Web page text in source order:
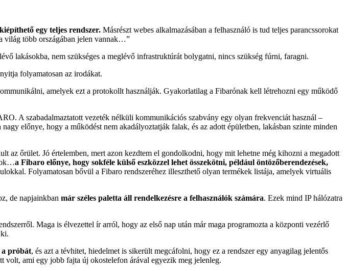
egy teljes rendszer. Másrészt webes alkalmazásában a felhasználó is tud teljes parancssorokat
világ több országában jelen vannak…”
lakásokba, nem szükséges a meglévő infrastruktúrát bolygatni, nincs szükség fúrni, faragni.
folyamatosan az irodákat.
amelyek ezt a protokollt használják. Gyakorlatilag a Fibarónak kell létrehozni egy működő
A szabadalmaztatott vezeték nélküli kommunikációs szabvány egy olyan frekvenciát használ –
előnye, hogy a működést nem akadályoztatják falak, és az adott épületben, lakásban szinte minden
az őrület. Jó értelemben, mert azon kezdtem el gondolkodni, hogy mit lehetne még kihozni a megadott
a Fibaro előnye, hogy sokféle külső eszközzel lehet összekötni, például öntözőberendezések,
Folyamatosan bővül a Fibaro rendszeréhez illeszthető olyan termékek listája, amelyek virtuális
de napjainkban már széles paletta áll rendelkezésre a felhasználók számára. Ezek mind IP hálózatra
Maga is élvezettel ír arról, hogy az első nap után már maga programozta a központi vezérlő
a próbát, és azt a tévhitet, hiedelmet is sikerült megcáfolni, hogy ez a rendszer egy anyagilag jelentős
volt, ami egy jobb fajta új okostelefon árával egyezik meg jelenleg.